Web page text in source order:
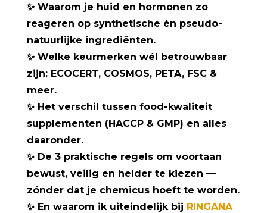
✨Waarom je huid en hormonen zo
reageren op synthetische én pseudo-
natuurlijke ingrediënten.
✨Welke keurmerken wél betrouwbaar
zijn: ECOCERT, COSMOS, PETA, FSC &
meer.
✨Het verschil tussen food-kwaliteit
supplementen (HACCP & GMP) en alles
daaronder.
✨De 3 praktische regels om voortaan
bewust, veilig en helder te kiezen —
zónder dat je chemicus hoeft te worden.
✨En waarom ik uiteindelijk bij RINGANA